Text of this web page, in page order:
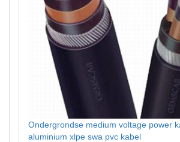
Ondergrondse medium voltage power
aluminium xlpe swa pvc kabel